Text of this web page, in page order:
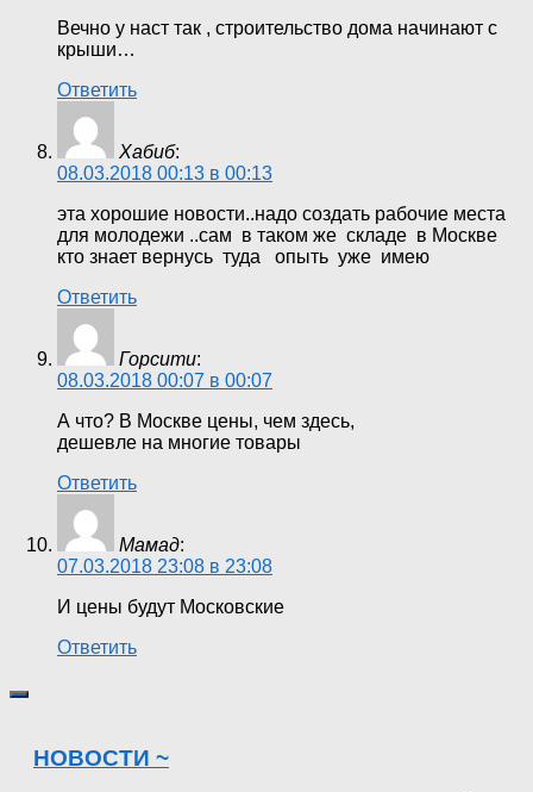
Вечно у наст так , строительство дома начинают с
крыши…
Ответить
Хабиб:
08.03.2018 00:13 в 00:13
эта хорошие новости..надо создать рабочие места
для молодежи ..сам в таком же складе в Москве
кто знает вернусь туда опыть уже имею
Ответить
Горсити:
08.03.2018 00:07 в 00:07
А что? В Москве цены, чем здесь,
дешевле на многие товары
Ответить
Мамад:
07.03.2018 23:08 в 23:08
И цены будут Московские
Ответить
НОВОСТИ ~